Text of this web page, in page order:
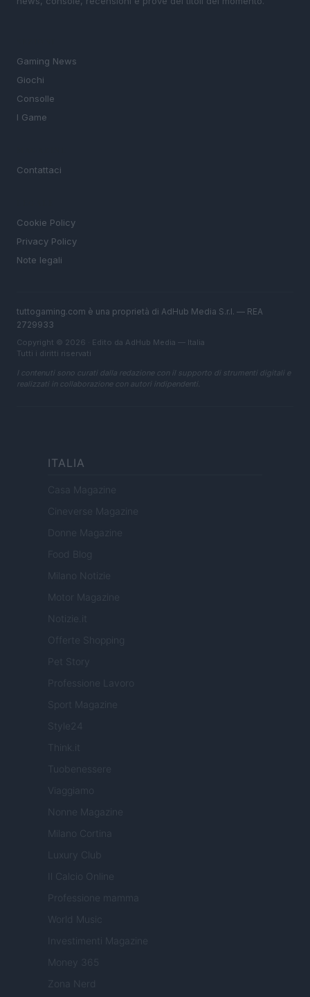
Gaming News
Giochi
Consolle
I Game
Contattaci
Cookie Policy
Privacy Policy
Note legali
tuttogaming.com è una proprietà di AdHub Media S.r.l. — REA
2729933
Copyright © 2026 · Edito da AdHub Media — Italia
Tutti i diritti riservati
I contenuti sono curati dalla redazione con il supporto di strumenti digitali e
realizzati in collaborazione con autori indipendenti.
ITALIA
Casa Magazine
Cineverse Magazine
Donne Magazine
Food Blog
Milano Notizie
Motor Magazine
Notizie.it
Offerte Shopping
Pet Story
Professione Lavoro
Sport Magazine
Style24
Tuobenessere
Viaggiamo
Nonne Magazine
Milano Cortina
Luxury Club
Il Calcio Online
Professione mamma
World Music
Investimenti Magazine
Money 365
Zona Nerd